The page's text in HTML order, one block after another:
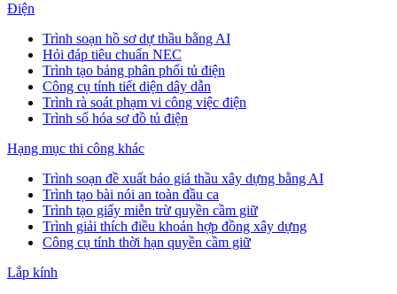
Điện
Trình soạn hồ sơ dự thầu bằng AI
Hỏi đáp tiêu chuẩn NEC
Trình tạo bảng phân phối tủ điện
Công cụ tính tiết diện dây dẫn
Trình rà soát phạm vi công việc điện
Trình số hóa sơ đồ tủ điện
Hạng mục thi công khác
Trình soạn đề xuất báo giá thầu xây dựng bằng AI
Trình tạo bài nói an toàn đầu ca
Trình tạo giấy miễn trừ quyền cầm giữ
Trình giải thích điều khoản hợp đồng xây dựng
Công cụ tính thời hạn quyền cầm giữ
Lắp kính